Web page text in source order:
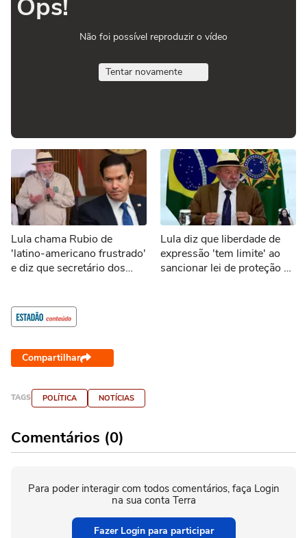
Ops!
Não foi possível reproduzir o vídeo
Tentar novamente
Lula chama Rubio de
'latino-americano frustrado'
e diz que secretário dos
Lula diz que liberdade de
expressão 'tem limite' ao
sancionar lei de proteção a
Compartilhar
TAGS POLÍTICA NOTÍCIAS
Comentários (0)
Para poder interagir com todos comentários, faça Login
na sua conta Terra
Fazer Login para participar